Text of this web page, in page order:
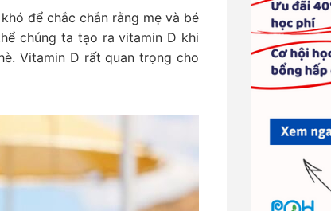
để chắc chắn rằng mẹ và bé
chúng ta tạo ra vitamin D khi
Vitamin D rất quan trọng cho